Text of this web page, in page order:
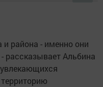
района - именно они
рассказывает Альбина